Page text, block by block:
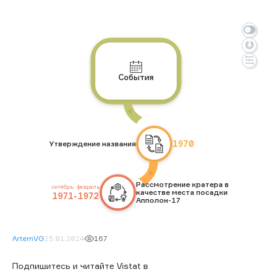
События
1970
Утверждение названия
октябрь
1971-
февраль
1972
Рассмотрение кратера в
качестве места посадки
Апполон-17
ArtemVG25.01.2024 167
Подпишитесь и читайте Vistat в